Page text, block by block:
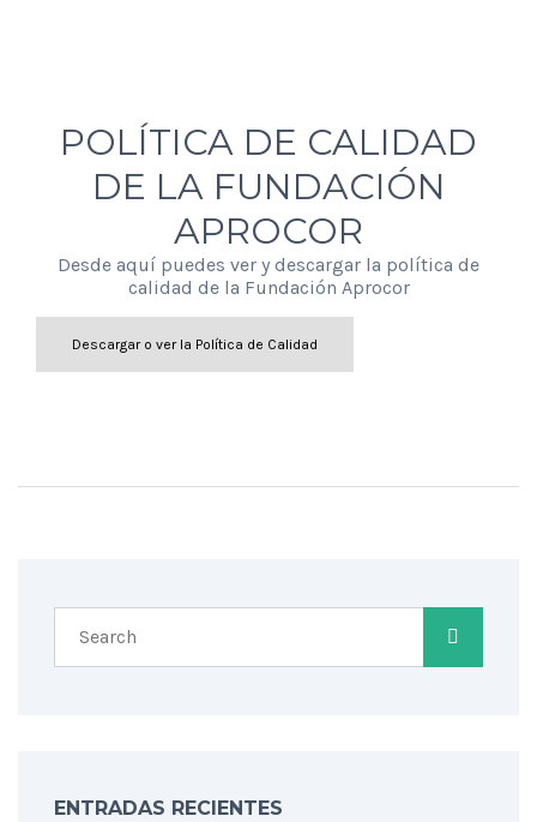
POLÍTICA DE CALIDAD
DE LA FUNDACIÓN
APROCOR
Desde aquí puedes ver y descargar la política de
calidad de la Fundación Aprocor
Descargar o ver la Política de Calidad
ENTRADAS RECIENTES